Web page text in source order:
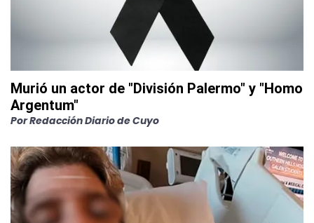
Murió un actor de "División Palermo" y "Homo
Argentum"
PorRedacción Diario de Cuyo